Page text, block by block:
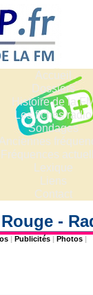
Accueil
Dossiers
Histoire de la FM
Les fiches radio
Sondages
Anciennes
Fréquences
Lexique
Liens
Contact
-
| Publicités | Photos |